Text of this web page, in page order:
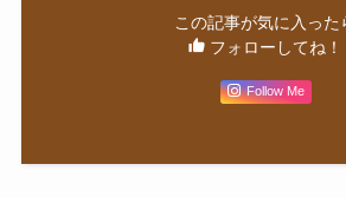
この記事が気に入った
フォローしてね！
Follow Me